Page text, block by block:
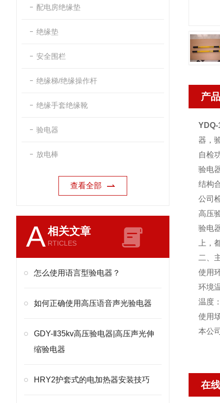
配电房绝缘垫
绝缘垫
安全围栏
绝缘梯/绝缘操作杆
绝缘手套绝缘靴
验电器
放电棒
查看全部
A相关文章
RTICLES
怎么使用语言型验电器？
如何正确使用高压语音声光验电器
GDY-Ⅱ35kv高压验电器|高压声光伸
缩验电器
HRY2护套式的电加热器安装技巧
产
器，
自检
验电
结构
公司
高压
验电
上，
二、
使用
环境
温度
使用
本公
在